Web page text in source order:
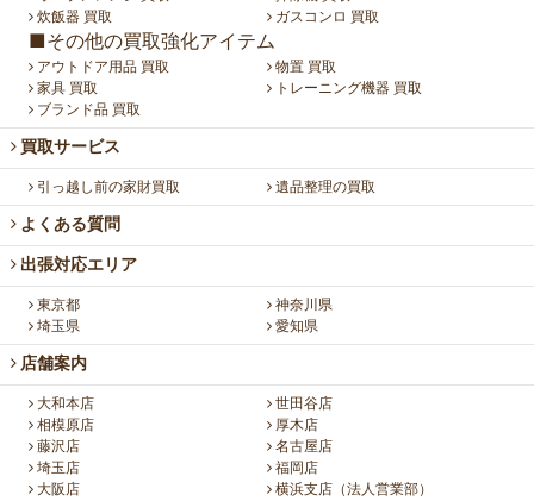
炊飯器 買取
ガスコンロ 買取
■その他の買取強化アイテム
アウトドア用品 買取
物置 買取
家具 買取
トレーニング機器 買取
ブランド品 買取
買取サービス
引っ越し前の家財買取 遺品整理の買取
よくある質問
出張対応エリア
東京都
神奈川県
埼玉県
愛知県
店舗案内
大和本店
世田谷店
相模原店
厚木店
藤沢店
名古屋店
埼玉店
福岡店
大阪店
横浜支店（法人営業部）